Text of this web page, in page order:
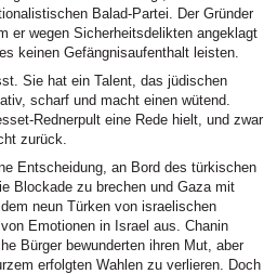
Balad-Partei. Der Gründer
er wegen Sicherheitsdelikten angeklagt
keinen Gefängnisaufenthalt leisten.
Sie hat ein Talent, das jüdischen
scharf und macht einen wütend.
Rednerpult eine Rede hielt, und zwar
zurück.
Entscheidung, an Bord des türkischen
Blockade zu brechen und Gaza mit
neun Türken von israelischen
Emotionen in Israel aus. Chanin
Bürger bewunderten ihren Mut, aber
erfolgten Wahlen zu verlieren. Doch